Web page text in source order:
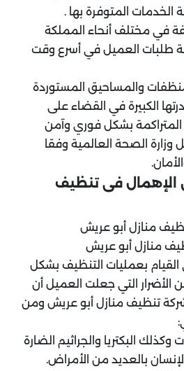
الخدمات المتوفرة بها .
في مختلف أنحاء المملكة
طلبات العميل في أسرع وقت
والمساحيق المستوردة
الكبيرة في القضاء على
بشكل فوري وآمن
الصحة العالمية وفقا
الإهمال فى تنظيف
منازل أبو عريش
بعمليات التنظيف بشكل
الأضرار التي جعلت العميل أن
تنظيف منازل أبو عريش ومن
البكتريا والجراثيم الضارة
بالعديد من الأمراض.